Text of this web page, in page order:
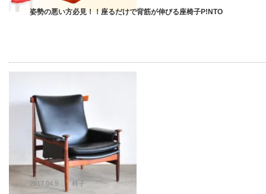
姿勢の悪い方必見！！座るだけで背筋が伸びる座椅子P!NTO
2017.04.9 椅子